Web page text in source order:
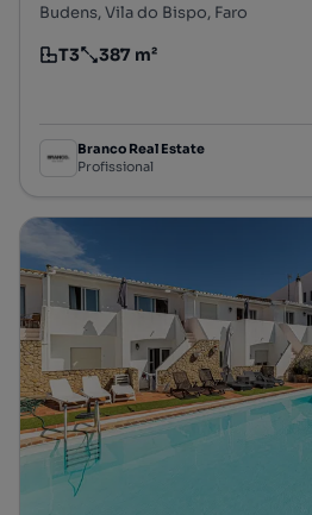
Budens, Vila do Bispo, Faro
Tipologia
T3
Preço por metro quadrado
387 m²
Branco Real Estate
Profissional